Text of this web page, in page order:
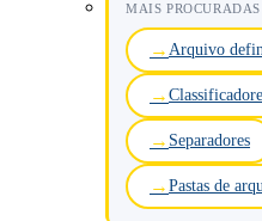
MAIS PROCURADAS
Arquivo
Separadores
Pastas de